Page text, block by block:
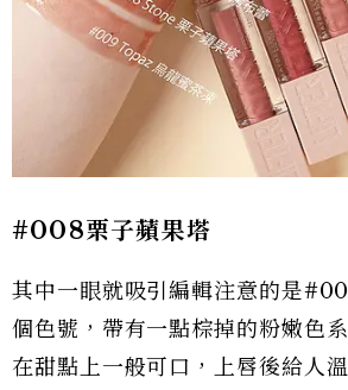
#008栗子蘋果塔
其中一眼就吸引編輯注意的是
個色號，帶有一點棕掉的粉嫩色
在甜點上一般可口，上唇後給人